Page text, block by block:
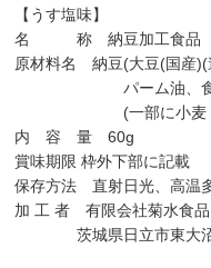
【うす塩味】
名 称 納豆加工食品
原材料名 納豆(大豆(国産)(
パーム油、食塩
(一部に小麦・大
内 容 量
賞味期限 枠外下部に記載
保存方法 直射日光、高温
加 工 者 有限会社菊水食品
茨城県日立市東大沼